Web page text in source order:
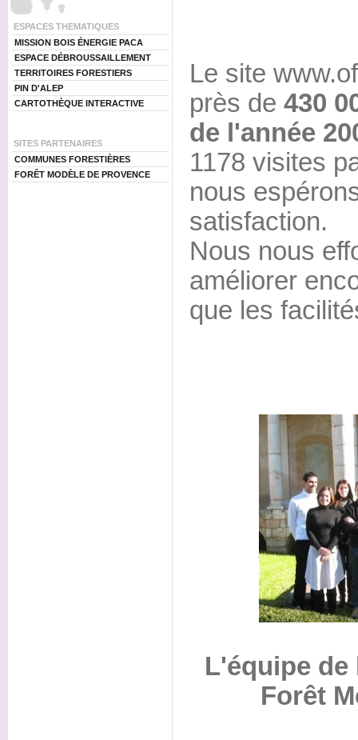
ESPACES THEMATIQUES
MISSION BOIS ÉNERGIE PACA
ESPACE DÉBROUSSAILLEMENT
TERRITOIRES FORESTIERS
PIN D'ALEP
CARTOTHÈQUE INTERACTIVE
SITES PARTENAIRES
COMMUNES FORESTIÈRES
FORÊT MODÈLE DE PROVENCE
Le site
près de 430
de l'année
1178 visites
nous
satisfaction.
Nous nous
améliorer
que les
L'équipe
Forêt